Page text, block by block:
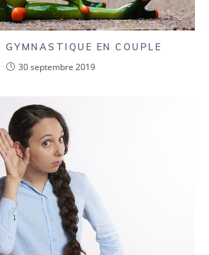
EN COUPLE
30 septembre 2019